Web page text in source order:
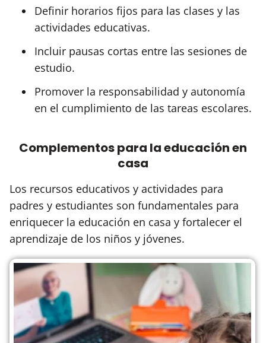
Definir horarios fijos para las clases y las
actividades educativas.
Incluir pausas cortas entre las sesiones de
estudio.
Promover la responsabilidad y autonomía
en el cumplimiento de las tareas escolares.
Complementos para la educación en
casa
Los recursos educativos y actividades para
padres y estudiantes son fundamentales para
enriquecer la educación en casa y fortalecer el
aprendizaje de los niños y jóvenes.